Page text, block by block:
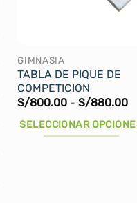
la
página
de
producto
GIMNASIA
TABLA DE PIQUE DE
COMPETICION
S/800.00 - S/880.00
SELECCIONAR